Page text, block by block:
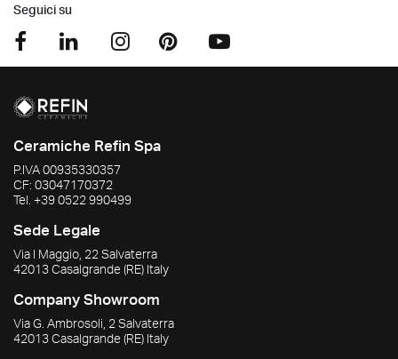
Seguici su
Ceramiche Refin Spa
P.IVA00935330357
CF: 03047170372
Tel. +39 0522 990499
Sede Legale
Via I Maggio, 22 Salvaterra
42013Casalgrande(RE) Italy
Company Showroom
Via G. Ambrosoli, 2 Salvaterra
42013Casalgrande(RE) Italy